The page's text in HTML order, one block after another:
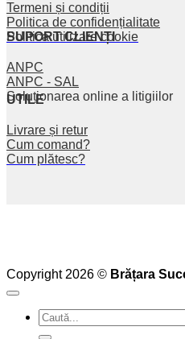
Termeni și condiții
Politica de confidențialitate
Politica utilizare cookie
SUPORT CLIENȚI
ANPC
ANPC - SAL
Soluționarea online a litigiilor
UTILE
Livrare și retur
Cum comand?
Cum plătesc?
Copyright 2026 © Brățara
Caută
după: